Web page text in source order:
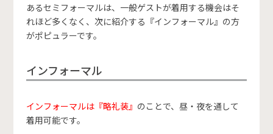
あるセミフォーマルは、一般ゲストが着用する機会はそ
れほど多くなく、次に紹介する『インフォーマル』の方
がポピュラーです。
インフォーマル
インフォーマルは『略礼装』 のことで、昼・夜を通して
着用可能です。